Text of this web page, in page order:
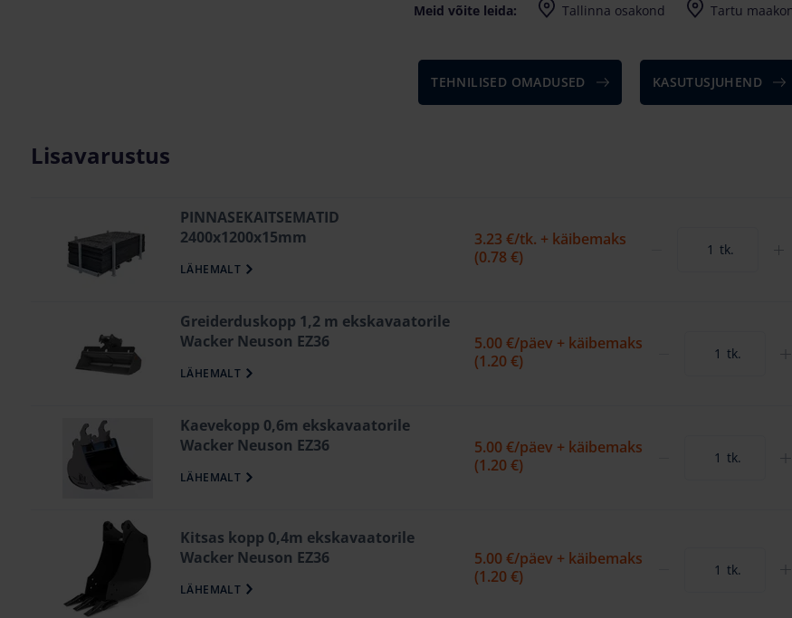
Meid võite leida: Tallinna osakond Tartu
TEHNILISED OMADUSED KASUTUSJUHEND
Lisavarustus
PINNASEKAITSEMATID
2400x1200x15mm
LÄHEMALT
3.23 €/tk. + käibemaks
(0.78 €)
tk.
Greiderduskopp 1,2 m ekskavaatorile
Wacker Neuson EZ36
LÄHEMALT
5.00 €/päev + käibemaks
(1.20 €)
tk.
Kaevekopp 0,6m ekskavaatorile
Wacker Neuson EZ36
LÄHEMALT
5.00 €/päev + käibemaks
(1.20 €)
tk.
Kitsas kopp 0,4m ekskavaatorile
Wacker Neuson EZ36
LÄHEMALT
5.00 €/päev + käibemaks
(1.20 €)
tk.